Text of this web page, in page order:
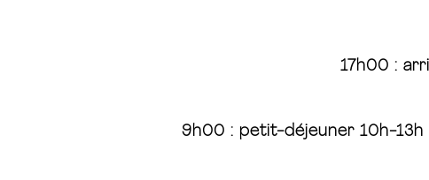
17h00 :
9h00 : petit-déjeuner 10h-13h